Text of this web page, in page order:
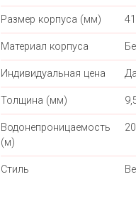
Размер корпуса (мм) 41
Материал корпуса
Индивидуальная цена Да
Толщина (мм)
Водонепроницаемость
(м)
20
Стиль